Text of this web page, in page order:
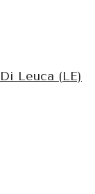
Leuca (LE)